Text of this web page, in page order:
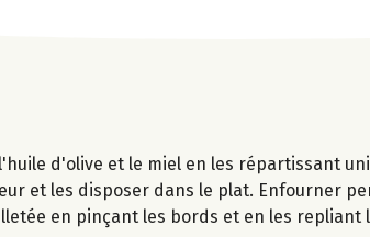
d'olive et le miel en les répartissant
et les disposer dans le plat. Enfourner
en pinçant les bords et en les repliant